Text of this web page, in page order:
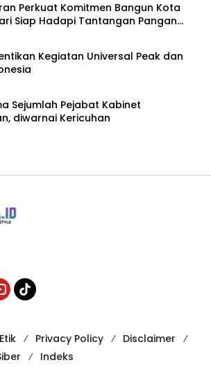
Perkuat Komitmen Bangun Kota
Siap Hadapi Tantangan Pangan
Kegiatan Universal Peak dan
Sejumlah Pejabat Kabinet
diwarnai Kericuhan
Privacy Policy
Disclaimer
Indeks